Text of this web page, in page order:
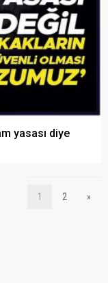
yasası diye
1 2 »